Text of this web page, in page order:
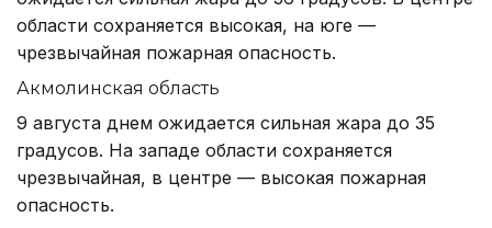
области сохраняется высокая, на юге —
чрезвычайная пожарная опасность.
Акмолинская область
9 августа днем ожидается сильная жара до 35
градусов. На западе области сохраняется
чрезвычайная, в центре — высокая пожарная
опасность.